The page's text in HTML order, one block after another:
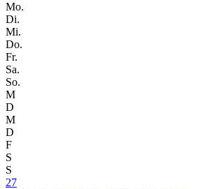
Mo.
Di.
Mi.
Do.
Fr.
Sa.
So.
M
D
M
D
F
S
S
27